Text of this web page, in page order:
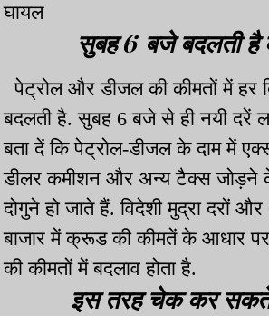
घायल
सुबह6 बजे बदलती है
पेट्रोल और डीजल की कीमतों में हर
बदलती है. सुबह 6 बजे से ही नयी दरें
बता दें कि पेट्रोल-डीजल के दाम में
डीलर कमीशन और अन्य टैक्स जोड़ने
दोगुने हो जाते हैं. विदेशी मुद्रा दरों और
बाजार में क्रूड की कीमतें के आधार
की कीमतों में बदलाव होता है.
इस तरह चेक कर